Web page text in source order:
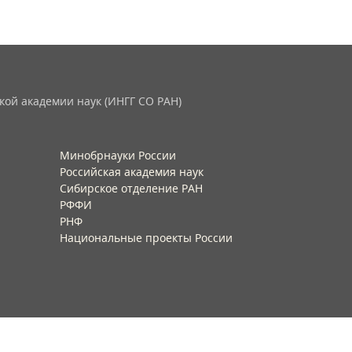
академии наук (ИНГГ СО РАН)
Минобрнауки России
Российская академия наук
Сибирское отделение РАН
РФФИ
РНФ
Национальные проекты России